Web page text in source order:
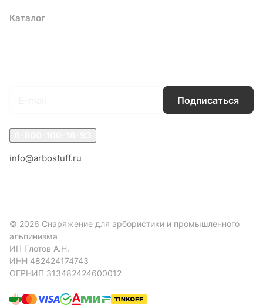
Каталог
Подписаться
info@arbostuff.ru
© 2026 Снаряжение для арбористики и промышленного
альпинизма
ИП Глотов А.Н.
ИНН 482424174743
ОГРНИП 313482424600012